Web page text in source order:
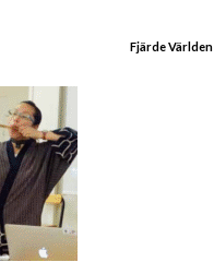
Fjärde Världen